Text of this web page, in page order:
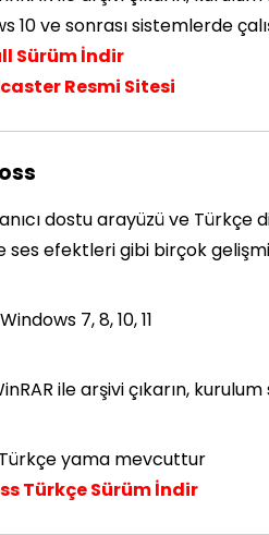
10 ve sonrası sistemlerde
Sürüm İndir
Resmi Sitesi
dostu arayüzü ve
ses efektleri gibi birçok
Windows 7, 8, 10, 11
ile arşivi çıkarın, kurulum
Türkçe yama mevcuttur
Türkçe Sürüm İndir